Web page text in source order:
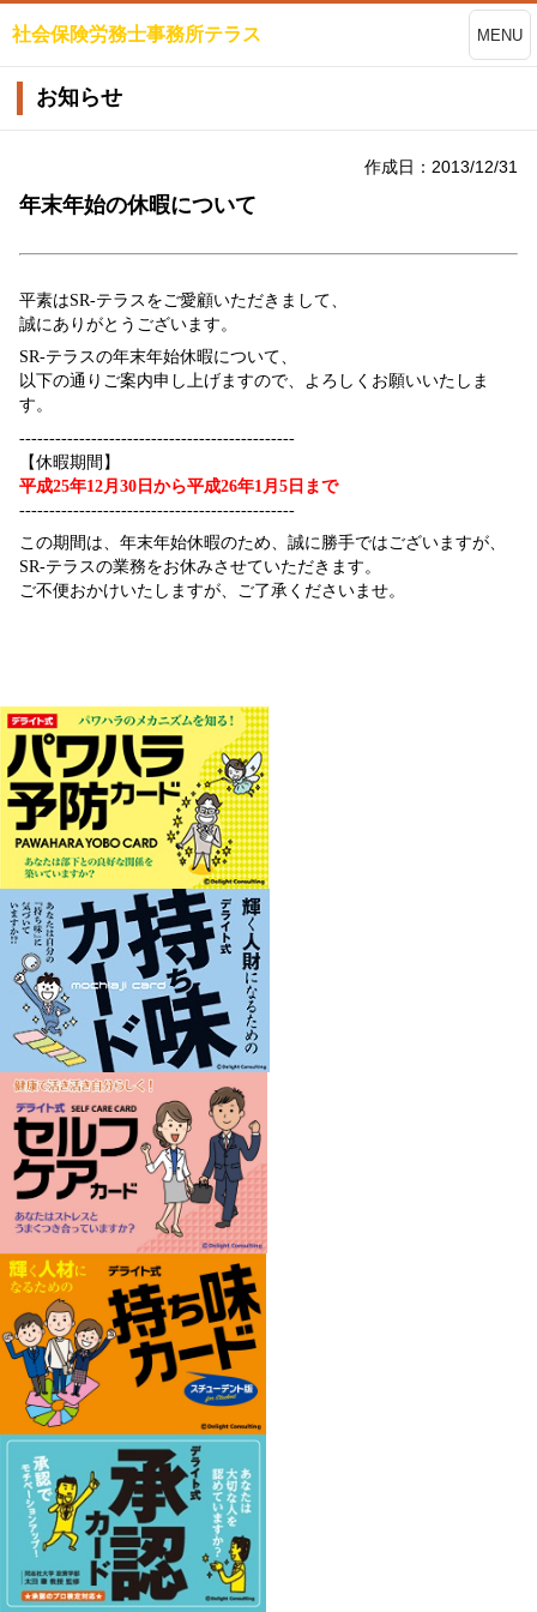
社会保険労務士事務所テラス MENU
お知らせ
作成日：2013/12/31
年末年始の休暇について
平素はSR-テラスをご愛顧いただきまして、
誠にありがとうございます。
SR-テラスの年末年始休暇について、
以下の通りご案内申し上げますので、よろしくお願いいたしま
す。
----------------------------------------------
【休暇期間】
平成25年12月30日から平成26年1月5日まで
----------------------------------------------
この期間は、年末年始休暇のため、誠に勝手ではございますが、
SR-テラスの業務をお休みさせていただきます。
ご不便おかけいたしますが、ご了承くださいませ。